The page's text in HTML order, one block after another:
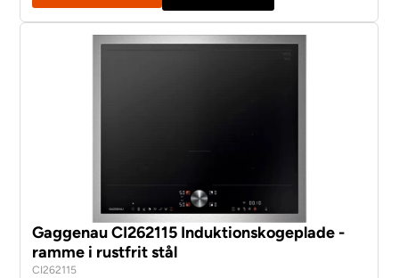
Gaggenau CI262115 Induktionskogeplade -
ramme i rustfrit stål
CI262115